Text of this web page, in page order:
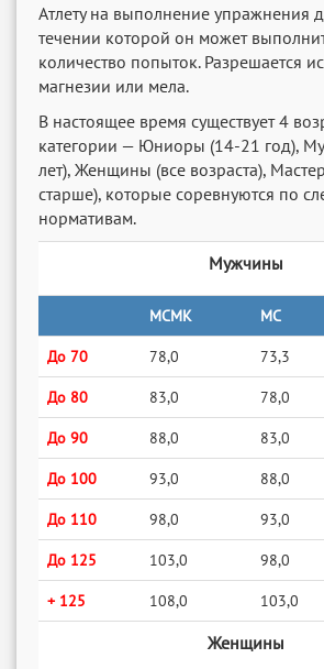
Атлету на выполнение упражнения
течении которой он может
количество попыток. Разрешается
магнезии или мела.
В настоящее время существует 4
категории — Юниоры (14-21 год),
лет), Женщины (все возраста),
старше), которые соревнуются по
нормативам.
Мужчины
МСМК МС
До 70 78,0 73,3
До 80 83,0 78,0
До 90 88,0 83,0
До 100 93,0 88,0
До 110 98,0 93,0
До 125 103,0 98,0
+ 125 108,0 103,0
Женщины